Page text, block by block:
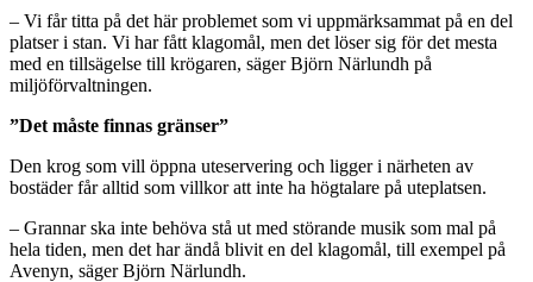
– Vi får titta på det här problemet som vi uppmärksammat på en del
platser i stan. Vi har fått klagomål, men det löser sig för det mesta
med en tillsägelse till krögaren, säger Björn Närlundh på
miljöförvaltningen.
”Det måste finnas gränser”
Den krog som vill öppna uteservering och ligger i närheten av
bostäder får alltid som villkor att inte ha högtalare på uteplatsen.
– Grannar ska inte behöva stå ut med störande musik som mal på
hela tiden, men det har ändå blivit en del klagomål, till exempel på
Avenyn, säger Björn Närlundh.